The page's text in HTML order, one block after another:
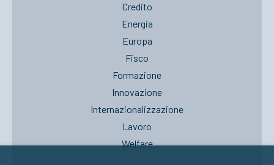
Credito
Energia
Europa
Fisco
Formazione
Innovazione
Internazionalizzazione
Lavoro
Welfare